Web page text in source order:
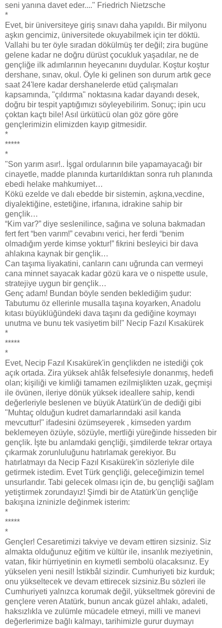
seni yanına davet eder...." Friedrich Nietzsche
*
Evet, bir üniversiteye giriş sınavı daha yapıldı. Bir milyonu
aşkın gencimiz, üniversitede okuyabilmek için ter döktü.
Vallahi bu ter öyle sıradan dökülmüş ter değil; zira bugüne
gelene kadar ne doğru dürüst çocukluk yaşadılar, ne de
gençliğe ilk adımlarının heyecanını duydular. Koştur koştur
dershane, sınav, okul. Öyle ki gelinen son durum artık gece
saat 24'lere kadar dershanelerde etüd çalışmaları
kapsamında, "çıldırma" noktasına kadar dayandı desek,
doğru bir tespit yaptığımızı söyleyebilirim. Sonuç; ipin ucu
çoktan kaçtı bile! Asıl ürkütücü olan göz göre göre
gençlerimizin elimizden kayıp gitmesidir.
*
*****
*
"Son yarım asır!.. İşgal ordularının bile yapamayacağı bir
cinayetle, madde planında kurtarıldıktan sonra ruh planında
ebedi helake mahkumiyet…
Kökü ezelde ve dalı ebedde bir sistemin, aşkına,vecdine,
diyalektiğine, estetiğine, irfanına, idrakine sahip bir
gençlik…
“Kim var?” diye seslenilince, sağına ve soluna bakmadan
fert fert “ben varım!” cevabını verici, her ferdi “benim
olmadığım yerde kimse yoktur!” fikrini besleyici bir dava
ahlakına kaynak bir gençlik…
Can taşıma liyakatini, canların canı uğrunda can vermeyi
cana minnet sayacak kadar gözü kara ve o nispette usule,
stratejiye uygun bir gençlik…
Genç adam! Bundan böyle senden beklediğim şudur:
Tabutumu öz ellerinle musalla taşına koyarken, Anadolu
kıtası büyüklüğündeki dava taşını da gediğine koymayı
unutma ve bunu tek vasiyetim bil!" Necip Fazıl Kısakürek
*
*****
*
Evet, Necip Fazıl Kısakürek'in gençlikden ne istediği çok
açık ortada. Zira yüksek ahlâk felsefesiyle donanmış, hedefi
olan; kişiliği ve kimliği tamamen ezilmişlikten uzak, geçmişi
ile övünen, ileriye dönük yüksek ideallere sahip, kendi
değerleriyle beslenen ve büyük Atatürk'ün de dediği gibi
"Muhtaç olduğun kudret damarlarındaki asil kanda
mevcuttur!" ifadesini özümseyerek , kimseden yardım
beklemeyen özüyle, sözüyle, mertliği yüreğinde hisseden bir
gençlik. İşte bu anlamdaki gençliği, şimdilerde tekrar ortaya
çıkarmak zorunluluğunu hatırlamak gerekiyor. Bu
hatırlatmayı da Necip Fazıl Kısakürek'in sözleriyle dile
getirmek istedim. Evet Türk gençliği, geleceğimizin temel
unsurlarıdır. Tabi gelecek olması için de, bu gençliği sağlam
yetiştirmek zorundayız! Şimdi bir de Atatürk'ün gençliğe
bakışına izninizle değinmek isterim:
*
*****
*
Gençler! Cesaretimizi takviye ve devam ettiren sizsiniz. Siz
almakta olduğunuz eğitim ve kültür ile, insanlık meziyetinin,
vatan, fikir hürriyetinin en kıymetli sembolü olacaksınız. Ey
yükselen yeni nesil! İstikbâl sizindir. Cumhuriyeti biz kurduk;
onu yükseltecek ve devam ettirecek sizsiniz.Bu sözleri ile
Cumhuriyeti yalnızca korumak değil, yükseltmek görevini de
gençlere veren Atatürk, bunun ancak güzel ahlakı, adaleti,
haksızlıkla ve zulümle mücadele etmeyi, milli ve manevi
değerlerimize bağlı kalmayı, tarihimizle gurur duymayı